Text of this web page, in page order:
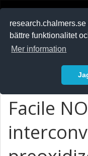
bättre funktionalitet
Mer information
Facile